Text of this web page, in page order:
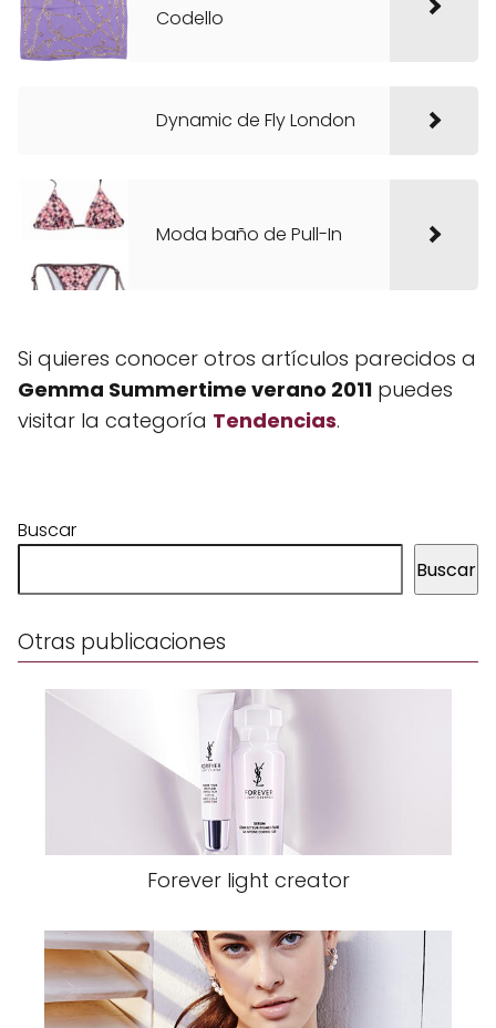
Codello
Dynamic de Fly London
Moda baño de Pull-In
Si quieres conocer otros artículos parecidos a
Gemma Summertime verano 2011 puedes
visitar la categoría Tendencias.
Buscar
Buscar
Otras publicaciones
Forever light creator